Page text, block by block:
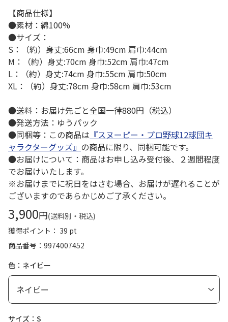
【商品仕様】
●素材：綿100%
●サイズ：
S：（約）身丈:66cm 身巾:49cm 肩巾:44cm
M：（約）身丈:70cm 身巾:52cm 肩巾:47cm
L：（約）身丈:74cm 身巾:55cm 肩巾:50cm
XL：（約）身丈:78cm 身巾:58cm 肩巾:53cm
●送料：お届け先ごと全国一律880円（税込）
●発送方法：ゆうパック
●同梱等：この商品は 『スヌーピー・プロ野球12球団キ
ャラクターグッズ』 の商品に限り、同梱可能です。
●お届けについて：商品はお申し込み受付後、２週間程度
でお届けいたします。
※お届けまでに祝日をはさむ場合、お届けが遅れることが
ございますのであらかじめご了承ください。
3,900円(送料別・税込)
獲得ポイント： 39 pt
商品番号
9974007452
色：ネイビー
サイズ：S